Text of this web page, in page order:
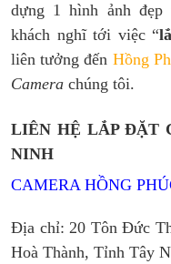
dựng 1 hình ảnh
khách nghĩ tới việc “
liên tưởng đến Hồng
Camera chúng tôi.
LIÊN HỆ LẮP ĐẶT
NINH
CAMERA HỒNG
Địa chỉ: 20 Tôn Đức
Hoà Thành, Tỉnh Tây